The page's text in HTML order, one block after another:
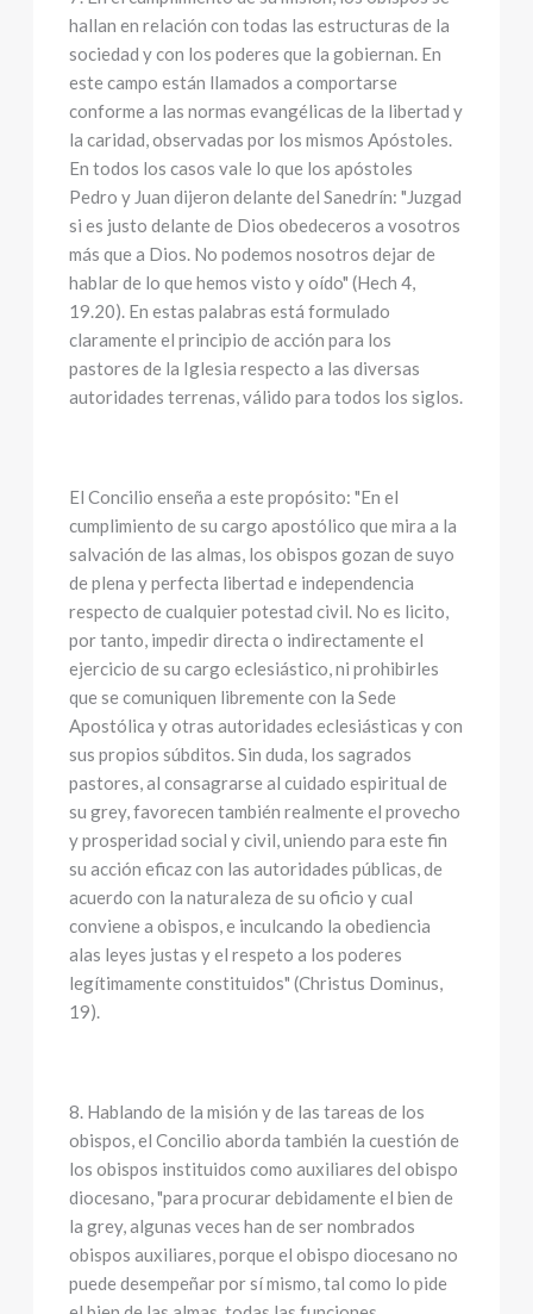
hallan en relación con todas las estructuras de la
sociedad y con los poderes que la gobiernan. En
este campo están llamados a comportarse
conforme a las normas evangélicas de la libertad y
la caridad, observadas por los mismos Apóstoles.
En todos los casos vale lo que los apóstoles
Pedro y Juan dijeron delante del Sanedrín: "Juzgad
si es justo delante de Dios obedeceros a vosotros
más que a Dios. No podemos nosotros dejar de
hablar de lo que hemos visto y oído" (Hech 4,
19.20). En estas palabras está formulado
claramente el principio de acción para los
pastores de la Iglesia respecto a las diversas
autoridades terrenas, válido para todos los siglos.
El Concilio enseña a este propósito: "En el
cumplimiento de su cargo apostólico que mira a la
salvación de las almas, los obispos gozan de suyo
de plena y perfecta libertad e independencia
respecto de cualquier potestad civil. No es licito,
por tanto, impedir directa o indirectamente el
ejercicio de su cargo eclesiástico, ni prohibirles
que se comuniquen libremente con la Sede
Apostólica y otras autoridades eclesiásticas y con
sus propios súbditos. Sin duda, los sagrados
pastores, al consagrarse al cuidado espiritual de
su grey, favorecen también realmente el provecho
y prosperidad social y civil, uniendo para este fin
su acción eficaz con las autoridades públicas, de
acuerdo con la naturaleza de su oficio y cual
conviene a obispos, e inculcando la obediencia
alas leyes justas y el respeto a los poderes
legítimamente constituidos" (Christus Dominus,
19).
8. Hablando de la misión y de las tareas de los
obispos, el Concilio aborda también la cuestión de
los obispos instituidos como auxiliares del obispo
diocesano, "para procurar debidamente el bien de
la grey, algunas veces han de ser nombrados
obispos auxiliares, porque el obispo diocesano no
puede desempeñar por sí mismo, tal como lo pide